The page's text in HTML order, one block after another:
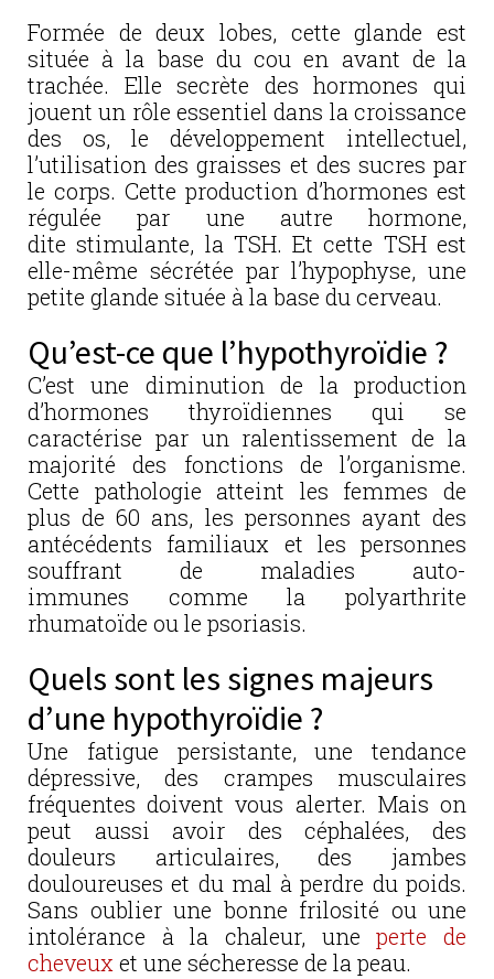
Formée de deux lobes, cette glande est
située à la base du cou en avant de la
trachée. Elle secrète des hormones qui
jouent un rôle essentiel dans la croissance
des os, le développement intellectuel,
l’utilisation des graisses et des sucres par
le corps. Cette production d’hormones est
régulée par une autre hormone,
dite stimulante, la TSH. Et cette TSH est
elle-même sécrétée par l’hypophyse, une
petite glande située à la base du cerveau.
Qu’est-ce que l’hypothyroïdie ?
C’est une diminution de la production
d’hormones thyroïdiennes qui se
caractérise par un ralentissement de la
majorité des fonctions de l’organisme.
Cette pathologie atteint les femmes de
plus de 60 ans, les personnes ayant des
antécédents familiaux et les personnes
souffrant de maladies auto-
immunes comme la polyarthrite
rhumatoïde ou le psoriasis.
Quels sont les signes majeurs
d’une hypothyroïdie ?
Une fatigue persistante, une tendance
dépressive, des crampes musculaires
fréquentes doivent vous alerter. Mais on
peut aussi avoir des céphalées, des
douleurs articulaires, des jambes
douloureuses et du mal à perdre du poids.
Sans oublier une bonne frilosité ou une
intolérance à la chaleur, uneperte de
cheveuxet une sécheresse de la peau.